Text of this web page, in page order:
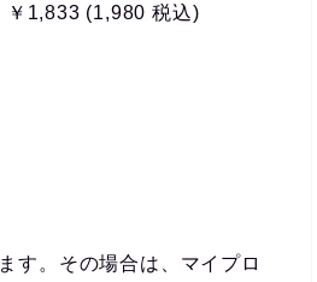
￥1,833 (1,980 税込)
す。その場合は、マイプロ